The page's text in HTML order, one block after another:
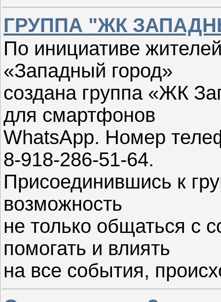
ГРУППА "ЖК
По инициативе
«Западный город»
создана группа «ЖК
для смартфонов
WhatsApp. Номер
8-918-286-51-64.
Присоединившись к
возможность
не только общаться с
помогать и влиять
на все события,